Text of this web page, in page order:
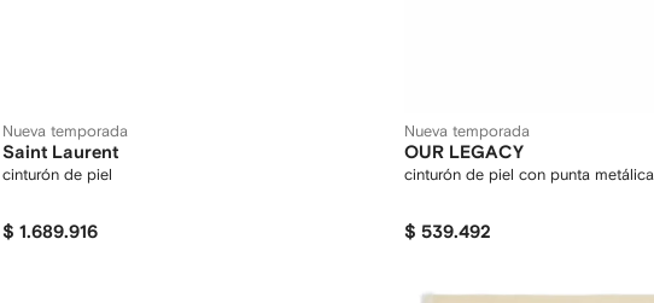
Nueva temporada
Saint Laurent
cinturón de piel
$ 1.689.916
Nueva temporada
OUR LEGACY
cinturón de piel con punta metálica
$ 539.492